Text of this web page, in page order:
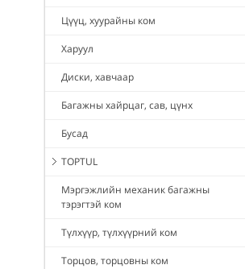
Цүүц, хуурайны ком
Харуул
Диски, хавчаар
Багажны хайрцаг, сав, цүнх
Бусад
TOPTUL
Мэргэжлийн механик багажны
тэрэгтэй ком
Түлхүүр, түлхүүрний ком
Торцов, торцовны ком